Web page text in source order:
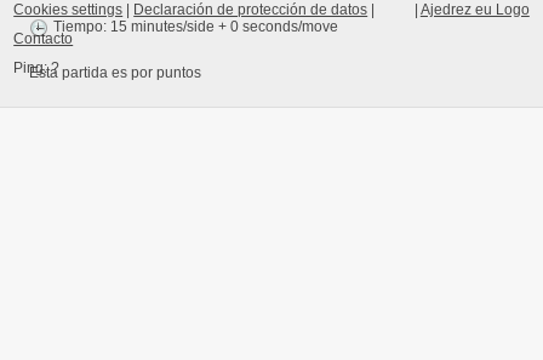
Tiempo: 15 minutes/side + 0 seconds/move
Esta partida es por puntos
Ajedrez eu Logo
Cookies settings Declaración de protección de datos
Contacto
Ping:?